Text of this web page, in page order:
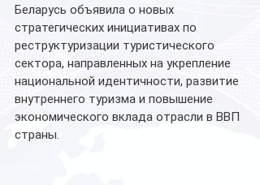
Беларусь объявила о новых
стратегических инициативах по
реструктуризации туристического
сектора, направленных на укрепление
национальной идентичности, развитие
внутреннего туризма и повышение
экономического вклада отрасли в ВВП
страны.